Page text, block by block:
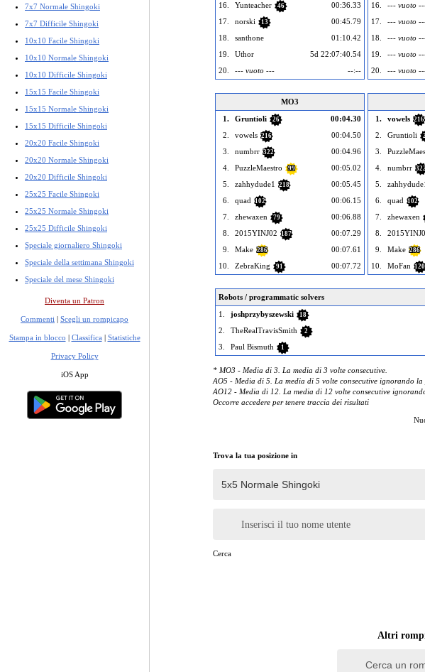
7x7 Normale Shingoki
7x7 Difficile Shingoki
10x10 Facile Shingoki
10x10 Normale Shingoki
10x10 Difficile Shingoki
15x15 Facile Shingoki
15x15 Normale Shingoki
15x15 Difficile Shingoki
20x20 Facile Shingoki
20x20 Normale Shingoki
20x20 Difficile Shingoki
25x25 Facile Shingoki
25x25 Normale Shingoki
25x25 Difficile Shingoki
Speciale giornaliero Shingoki
Speciale della settimana Shingoki
Speciale del mese Shingoki
Diventa un Patron
Commenti | Scegli un rompicapo
Stampa in blocco | Classifica | Statistiche
Privacy Policy
iOS App
16.
Yunteacher 46
00:36.33
17.
norski 13
00:45.79
18.
santhone
01:10.42
19.
Uthor
5d 22:07:40.54
20.
--- vuoto --- --:--
16.
--- vuoto
17.
--- vuoto
18.
--- vuoto
19.
--- vuoto
20.
--- vuoto
MO3
1.
Gruntioli 26
00:04.30
2.
vowels 216
00:04.50
3.
numbrr 322
00:04.96
4.
PuzzleMaestro 99
00:05.02
5.
zahhydude1 218
00:05.45
6.
quad 102
00:06.15
7.
zhewaxen 79
00:06.88
8.
2015YINJ02 187
00:07.29
9.
Make 286
00:07.61
10.
ZebraKing 91 00:07.72
1.
vowels 216
2.
Gruntioli
3.
4.
numbrr
5.
6.
quad 102
7.
zhewaxen
8.
9.
Make 286
10.
MoFan 120
Robots / programmatic solvers
1.
joshprzybyszewski 18
2.
TheRealTravisSmith 2
3.
Paul Bismuth 1
* MO3 - Media di 3. La media di 3 volte consecutive.
AO5 - Media di 5. La media di 5 volte consecutive ignorando la
AO12 - Media di 12. La media di 12 volte consecutive
Occorre accedere per tenere traccia dei risultati
Trova la tua posizione in
Inserisci il tuo nome utente
Cerca
Altri